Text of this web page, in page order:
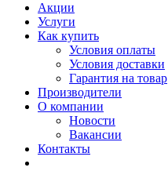
Акции
Услуги
Как купить
Условия оплаты
Условия доставки
Гарантия на товар
Производители
О компании
Новости
Вакансии
Контакты